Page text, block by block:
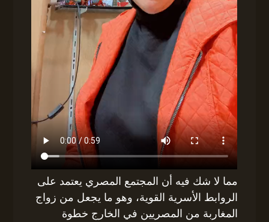
مما لا شك فيه أن المجتمع المصري يعتمد على
الروابط الأسرية القوية، وهو ما يجعل من زواج
المغاربة من المصريين في الخارج خطوة